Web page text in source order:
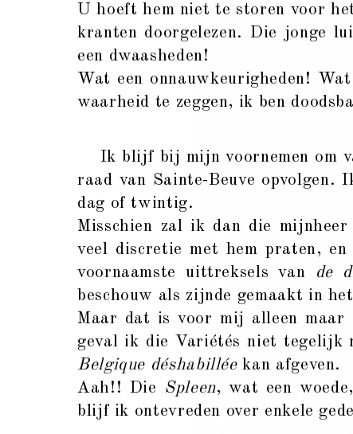
U hoeft hem niet te storen voor
kranten doorgelezen. Die jonge
een dwaasheden!
Wat een onnauwkeurigheden!
waarheid te zeggen, ik ben
Ik blijf bij mijn voornemen om
raad van Sainte-Beuve opvolgen.
dag of twintig.
Misschien zal ik dan die
veel discretie met hem praten,
voornaamste uittreksels van
de
beschouw als zijnde gemaakt in
Maar dat is voor mij alleen maar
geval ik die Variétés niet tegelijk
Belgique déshabilléekan afgeven.
Aah!! Die Spleen, wat een
blijf ik ontevreden over enkele